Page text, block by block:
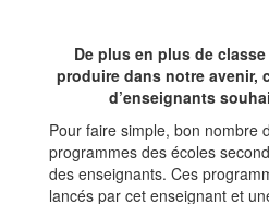
De plus en plus de
produire dans notre avenir,
d’enseignants
Pour faire simple, bon nombre
programmes des écoles
des enseignants. Ces
lancés par cet enseignant et